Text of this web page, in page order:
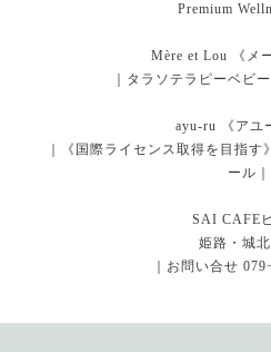
Premium
Mère et Lou 《メ
｜タラソテラピーベビ
ayu-ru 《アユ
｜《国際ライセンス取得を目指
ール｜
SAI CAFE
姫路・城
｜お問い合せ